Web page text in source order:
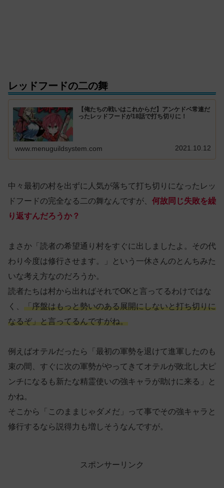
レッドフードの二の舞
【俺たちの戦いはこれからだ】アンケドベ常連だ
ったレッドフードが18話で打ち切りに！
www.menuguildsystem.com 2021.10.12
中々最初の村を出ずに人気が落ちて打ち切りになったレッ
ドフードの完全なる二の舞なんですが、 何故同じ失敗を繰
り返すんだろうか？
まさか「読者の希望通り村をすぐに出しましたよ。その代
わり今度は修行させます。」という一休さんのとんちみた
いな考え方なのだろうか。
読者たちは村から出ればそれでOKと言ってるわけではな
く、 「序盤はもっと勢いのある展開にしないと打ち切りに
なるぞ」と言ってるんですがね。
例えばオテルだったら「最初の軍勢を退けて進軍したのも
束の間、すぐに次の軍勢がやってきてオテルが敗北し大ピ
ンチになるも新たな精霊使いの強キャラが助けに来る」と
かね。
そこから「このままじゃダメだ」って事でその強キャラと
修行するなら説得力も増しそうなんですが。
スポンサーリンク